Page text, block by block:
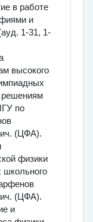
в работе
и
1-31, 1-
высокого
решениям
по
(ЦФА).
физики
школьного
(ЦФА).
и